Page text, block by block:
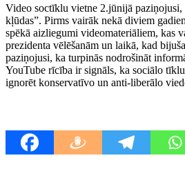
Video soctīklu vietne 2.jūnijā paziņojusi,
kļūdas”. Pirms vairāk nekā diviem
spēkā aizliegumi videomateriāliem, kas
prezidenta vēlēšanām un laikā, kad
paziņojusi, ka turpinās nodrošināt
YouTube rīcība ir signāls, ka sociālo
ignorēt konservatīvo un anti-liberālo